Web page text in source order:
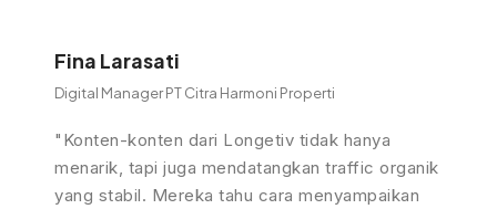
Fina Larasati
Digital Manager PT Citra Harmoni Properti
"Konten-konten dari Longetiv tidak hanya
menarik, tapi juga mendatangkan traffic organik
yang stabil. Mereka tahu cara menyampaikan